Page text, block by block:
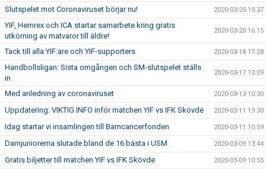
Slutspelet mot Coronaviruset börjar nu! 2020-03-25 15:37
YIF, Hemrex och ICA startar samarbete kring gratis
utkörning av matvaror till äldre!
2020-03-20 16:15
Tack till alla YIF:are och YIF-supporters 2020-03-18 17:28
Handbollsligan: Sista omgången och SM-slutspelet ställs
in
2020-03-17 13:09
Med anledning av coronaviruset 2020-03-13 10:30
Uppdatering: VIKTIG INFO inför matchen YIF vs IFK Skövde 2020-03-11 19:30
Idag startar vi insamlingen till Barncancerfonden 2020-03-11 10:59
Damjuniorerna slutade bland de 16 bästa i USM 2020-03-09 13:44
Gratis biljetter till matchen YIF vs IFK Skövde 2020-03-09 10:55